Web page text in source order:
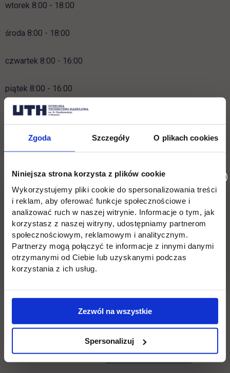
Zgoda Szczegóły O plikach cookies
Niniejsza strona korzysta z plików cookie
Wykorzystujemy pliki cookie do spersonalizowania treści
i reklam, aby oferować funkcje społecznościowe i
analizować ruch w naszej witrynie. Informacje o tym, jak
korzystasz z naszej witryny, udostępniamy partnerom
społecznościowym, reklamowym i analitycznym.
Partnerzy mogą połączyć te informacje z innymi danymi
otrzymanymi od Ciebie lub uzyskanymi podczas
korzystania z ich usług.
Zezwól na wszystkie
Spersonalizuj
wtorek 8:00 - 18:00
środa 8:00 - 18:00
czwartek 8:00 - 16:00
piątek 8:00 - 16:00
sobota 9:00-13:00
Godziny pracy Biura Rekrutacji w
poniedziałek 8:00 - 16:00
wtorek 8:00 - 16:00
środa 8:00 - 18:00
czwartek 8:00 - 16:00
piątek 8:00 - 16:00
sobota 9:00-13:00
tel. (22) 262 88 88, e-mail:rekrutacja@uth.edu.pl